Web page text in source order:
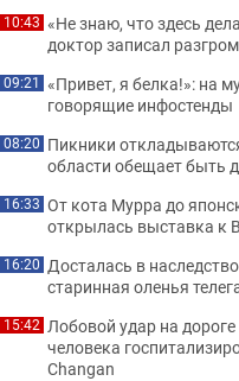
10:43 «Не знаю, что здесь
доктор записал
09:21 «Привет, я белка!»: на
говорящие инфостенды
08:20 Пикники
области обещает быть
16:33 От кота Мурра до
открылась выставка к
16:20 Досталась в
старинная оленья
15:42 Лобовой удар на
человека
Changan